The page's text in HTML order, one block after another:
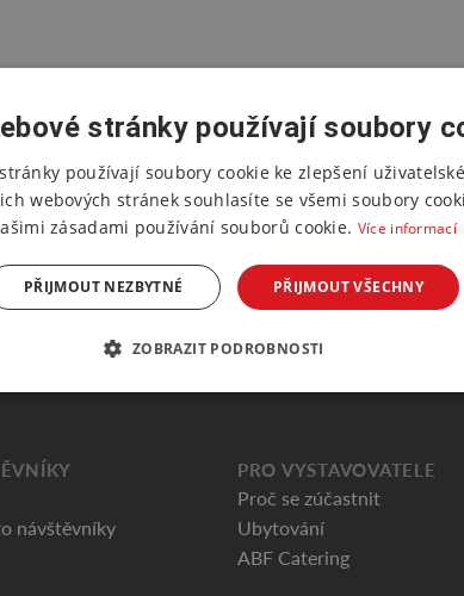
návštěvníky
PRO VYSTAVOVATELE
Proč se zúčastnit
Ubytování
ABF Catering
stránky používají soubory
používají soubory cookie ke zlepšení
webových stránek souhlasíte se všemi soubory
zásadami používání souborů cookie. Více informací
PŘIJMOUT VŠECHNY
PŘIJMOUT NEZBYTNÉ
ZOBRAZIT PODROBNOSTI